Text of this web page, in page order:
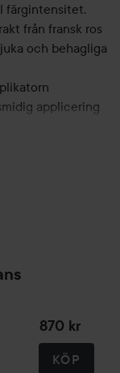
färgintensitet.
från fransk ros
och behagliga
applicering
passar alla
en intensiv
tyckte att
870 kr
KÖP